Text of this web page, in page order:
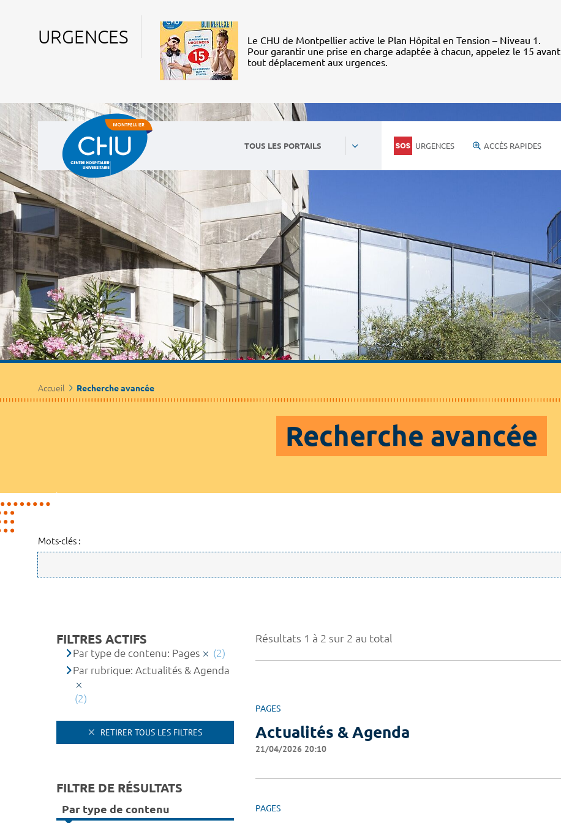
URGENCES
Le CHU de Montpellier active le Plan Hôpital en Tension – Niveau 1.
Pour garantir une prise en charge adaptée à chacun, appelez le 15 avant
tout déplacement aux urgences.
TOUS LES PORTAILS URGENCES ACCÈS RAPIDES
Accueil Recherche avancée
Recherche avancée
Mots-clés :
Résultats 1 à 2 sur 2 au total
PAGES
Actualités & Agenda
21/04/2026 20:10
PAGES
FILTRES ACTIFS
Par type de contenu: Pages
(2)
Par rubrique: Actualités & Agenda
(2)
RETIRER TOUS LES FILTRES
FILTRE DE RÉSULTATS
Par type de contenu